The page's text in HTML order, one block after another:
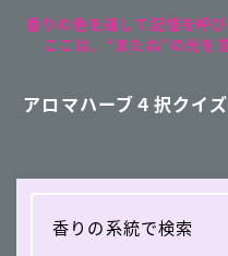
香りの色を通して記憶を呼
ここは、“またね”の光を
アロマハーブ４択クイ
香りの系統で検索